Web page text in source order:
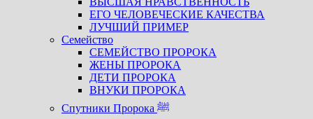
ЕГО ЧЕЛОВЕЧЕСКИЕ КАЧЕСТВА
ЛУЧШИЙ ПРИМЕР
Семейство
СЕМЕЙСТВО ПРОРОКА
ЖЕНЫ ПРОРОКА
ДЕТИ ПРОРОКА
ВНУКИ ПРОРОКА
Спутники Пророка ﷺ